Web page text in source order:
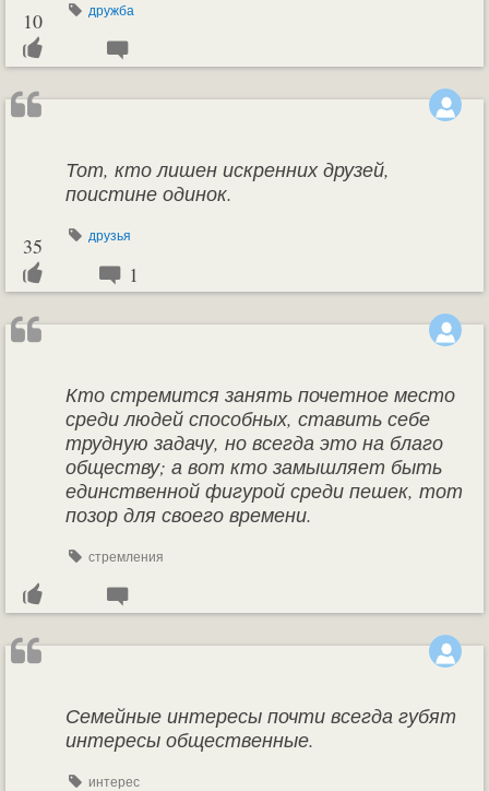
дружба
10
Тот, кто лишен искренних друзей,
поистине одинок.
друзья
35
1
Кто стремится занять почетное место
среди людей способных, ставить себе
трудную задачу, но всегда это на благо
обществу; а вот кто замышляет быть
единственной фигурой среди пешек, тот
позор для своего времени.
стремления
Семейные интересы почти всегда губят
интересы общественные.
интерес